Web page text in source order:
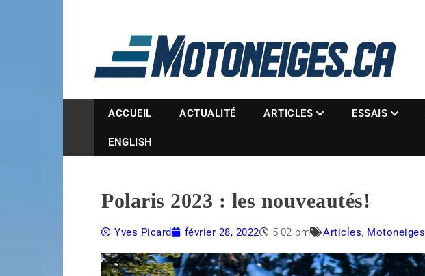
Magazine Motoneiges.ca
ACCUEIL ACTUALITÉ ARTICLES ESSAIS
ENGLISH
Polaris 2023 : les nouveautés!
Yves Picard février 28, 2022 5:02 pm Articles, Motoneiges